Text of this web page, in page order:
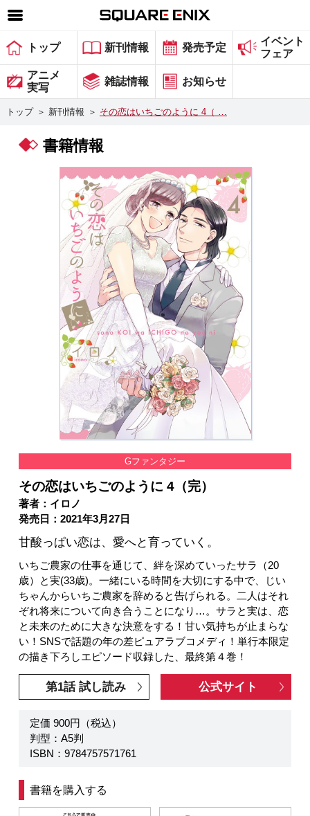
SQUARE ENIX 公式サイトメニュー
ゲーム
マガジン＆ブックス
グッズ
会社情報 採用情報
スクウェア・エニックス サイト内検索
トップ 新刊情報 発売予定
イベント
フェア
アニメ
実写
雑誌情報 お知らせ
トップ ＞ 新刊情報 ＞ その恋はいちごのように 4（ …
書籍情報
Gファンタジー
その恋はいちごのように 4（完）
著者：イロノ
発売日：2021年3月27日
甘酸っぱい恋は、愛へと育っていく。
いちご農家の仕事を通じて、絆を深めていったサラ（20
歳）と実(33歳)。一緒にいる時間を大切にする中で、じい
ちゃんからいちご農家を辞めると告げられる。二人はそれ
ぞれ将来について向き合うことになり…。サラと実は、恋
と未来のために大きな決意をする！甘い気持ちが止まらな
い！SNSで話題の年の差ピュアラブコメディ！単行本限定
の描き下ろしエピソード収録した、最終第４巻！
第1話 試し読み 公式サイト
定価 900円（税込）
判型：A5判
ISBN：9784757571761
書籍を購入する